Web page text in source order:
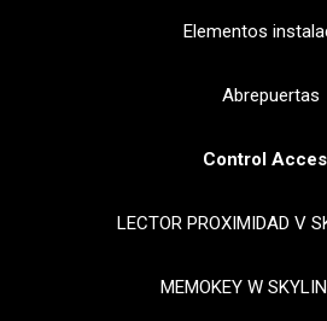
Elementos
Abrepuertas
Control
LECTOR PROXIMIDAD V
MEMOKEY W